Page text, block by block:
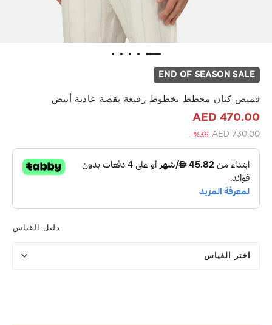
END OF SEASON SALE
قميص كتان مخطط بخطوط رفيعة بقصة عادية أبيض
470.00 AED
Price reduced from
730.00 AED
to 470.00 AED
%36-
دليل القياس
اختر القياس